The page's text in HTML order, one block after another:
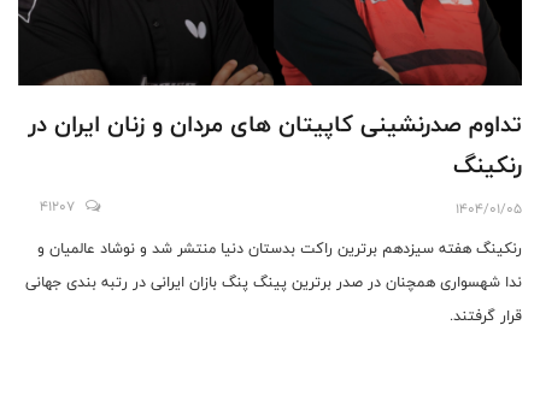
تداوم صدرنشینی کاپیتان های مردان و زنان ایران در
رنکینگ
1404/01/05
41207
رنکینگ هفته سیزدهم برترین راکت بدستان دنیا منتشر شد و نوشاد عالمیان و
ندا شهسواری همچنان در صدر برترین پینگ پنگ بازان ایرانی در رتبه بندی جهانی
قرار گرفتند.